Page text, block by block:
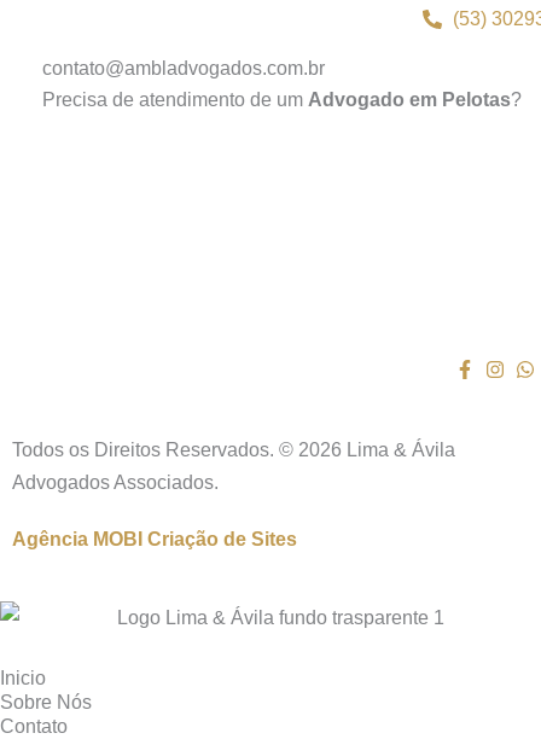
(53)
contato@ambladvogados.com.br
Precisa de atendimento de um Advogado em Pelotas?
Todos os Direitos Reservados. © 2026 Lima & Ávila
Advogados Associados.
Agência MOBI Criação de Sites
Inicio
Sobre Nós
Contato